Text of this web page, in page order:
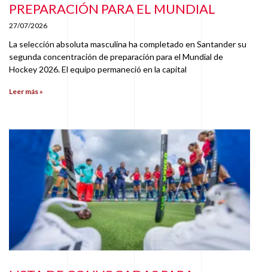
PREPARACIÓN PARA EL MUNDIAL
27/07/2026
La selección absoluta masculina ha completado en Santander su
segunda concentración de preparación para el Mundial de
Hockey 2026. El equipo permaneció en la capital
Leer más »